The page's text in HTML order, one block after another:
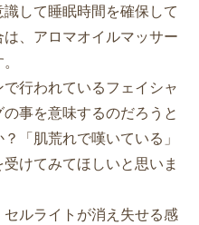
して睡眠時間を確保して
、アロマオイルマッサー
行われているフェイシャ
事を意味するのだろうと
「肌荒れで嘆いている」
けてみてほしいと思いま
セルライトが消え失せる感